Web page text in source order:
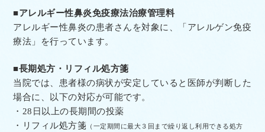
■アレルギー性鼻炎免疫療法治療管理料
アレルギー性鼻炎の患者さんを対象に、「アレルゲン免疫
療法」を行っています。
■長期処方・リフィル処方箋
当院では、患者様の病状が安定していると医師が判断した
場合に、以下の対応が可能です。
・28 日以上の長期間の投薬
・
リフィル処方箋 （一定期間に最大３回まで繰り返し利用できる処方